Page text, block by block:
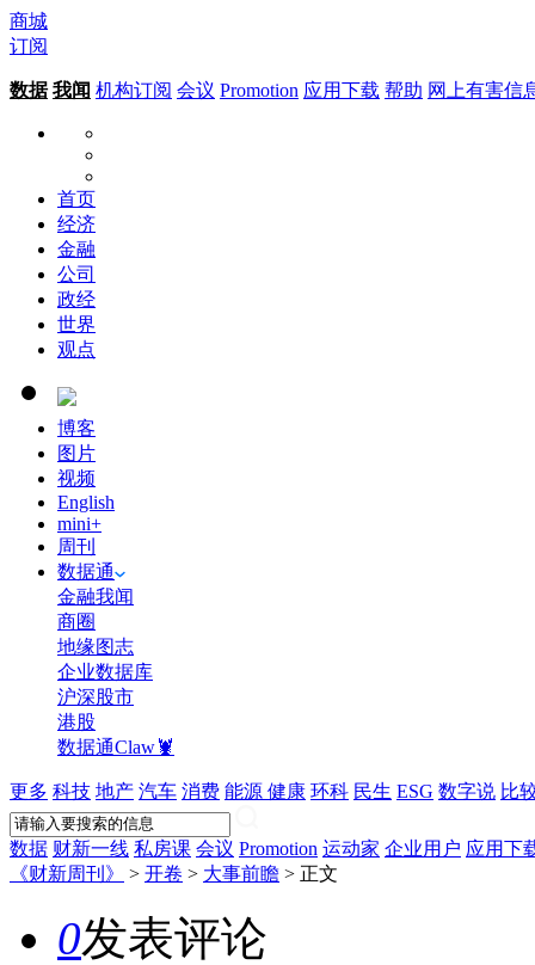
商城
订阅
数据 我闻 机构订阅 会议 Promotion 应用下载 帮助 网上有害信
首页
经济
金融
公司
政经
世界
观点
博客
图片
视频
English
mini+
周刊
数据通
金融我闻
商圈
地缘图志
企业数据库
沪深股市
港股
数据通Claw🦞
更多 科技 地产 汽车 消费 能源 健康 环科 民生 ESG 数字说 比
数据 财新一线 私房课 会议 Promotion 运动家 企业用户 应用下
《财新周刊》
> 开卷 > 大事前瞻 > 正文
0发表评论